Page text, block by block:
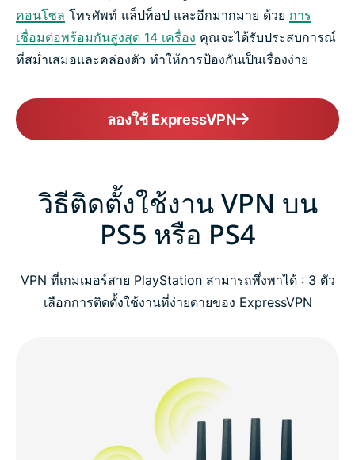
คอนโซล โทรศัพท์ แล็ปท็อป และอีกมากมาย ด้วย การ
เชื่อมต่อพร้อมกันสูงสุด 14 เครื่อง คุณจะได้รับประสบการณ์
ที่สม่ำเสมอและคล่องตัว ทำให้การป้องกันเป็นเรื่องง่าย
ลองใช้ ExpressVPN
วิธีติดตั้งใช้งาน VPN บน
PS5 หรือ PS4
VPN ที่เกมเมอร์สาย PlayStation สามารถพึ่งพาได้ : 3 ตัว
เลือกการติดตั้งใช้งานที่ง่ายดายของ ExpressVPN